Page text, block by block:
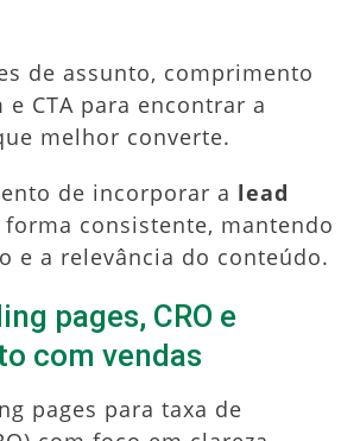
de assunto, comprimento
e CTA para encontrar a
melhor converte.
de incorporar a lead
forma consistente, mantendo
e a relevância do conteúdo.
pages, CRO e
com vendas
pages para taxa de